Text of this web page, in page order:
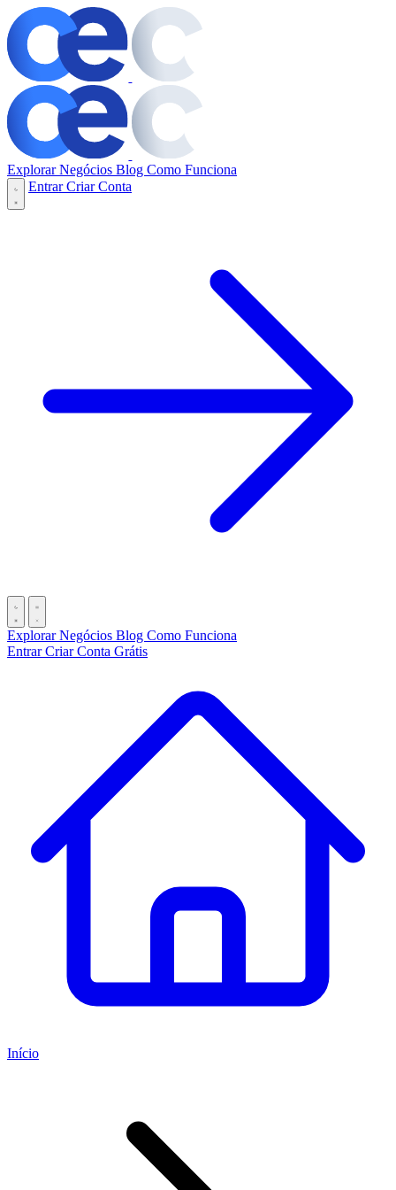
Explorar Negócios Blog Como Funciona
EntrarCriar Conta
Explorar Negócios Blog Como Funciona
EntrarCriar Conta Grátis
Início